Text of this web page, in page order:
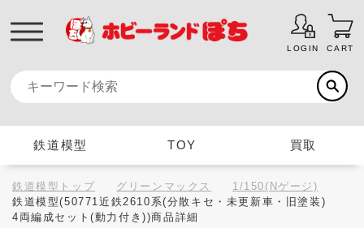
LOGIN CART
鉄道模型 TOY 買取
鉄道模型トップ グリーンマックス
1/150(Nゲージ)
鉄道模型(50771近鉄2610系(分散キセ・未更新車・旧塗装)
4両編成セット(動力付き))商品詳細